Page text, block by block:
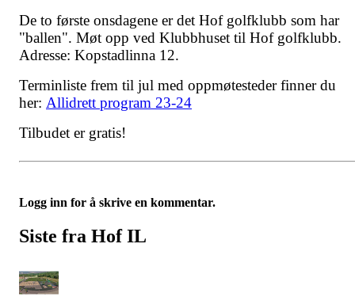
De to første onsdagene er det Hof golfklubb som har
"ballen". Møt opp ved Klubbhuset til Hof golfklubb.
Adresse: Kopstadlinna 12.
Terminliste frem til jul med oppmøtesteder finner du
her: Allidrett program 23-24
Tilbudet er gratis!
Logg inn for å skrive en kommentar.
Siste fra Hof IL